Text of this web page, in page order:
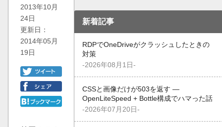
2013年10月
24日
更新日：
2014年05月
19日
新着記事
RDPでOneDriveがクラッシュしたときの
対策
-2026年08月1日-
CSSと画像だけが503を返す —
OpenLiteSpeed + Bottle構成でハマった話
-2026年07月20日-